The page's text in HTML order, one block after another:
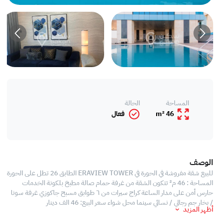
المساحة
46 m²
الحالة
فعال
الوصف
للبيع شقة مفروشة في الحورة في ERAVIEW TOWER الطابق 26 تطل على الحورة
المساحة : 46 م² تتكون الشقة من غرفة حمام صالة مطبخ بلكونة الخدمات
حارس أمن على مدار الساعة كراج سيرات من ٦ طوابق مسبح جاكوزي غرفة سونا
/ بخار جم رجالي / نسائي سينما محل شواء سعر البيع: 46 الف دينار
أظهر المزيد